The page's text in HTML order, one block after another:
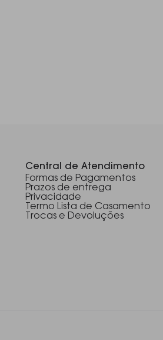
Central de Atendimento
Formas de Pagamentos
Prazos de entrega
Privacidade
Termo Lista de Casamento
Trocas e Devoluções